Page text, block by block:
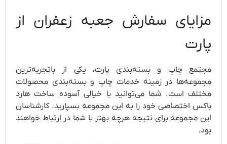
مزایای سفارش جعبه زعفران از
پارت
مجتمع چاپ و بسته‌بندی پارت، یکی از باتجربه‌ترین
مجموعه‌ها در زمینه خدمات چاپ و بسته‌بندی محصولات
مختلف است. شما می‌توانید با خیالی آسوده ساخت هارد
باکس اختصاصی خود را به این مجموعه بسپارید. کارشناسان
این مجموعه برای نتیجه هرچه بهتر با شما در ارتباط خواهند
بود.